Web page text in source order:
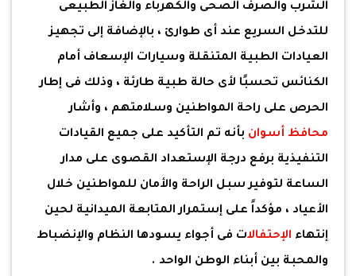
الشرب والصرف الصحى والكهرباء والغاز الطبيعى
للتدخل السريع عند أى طوارئ ، بالإضافة إلى تجهيز
العيادات الطبية المتنقلة وسيارات الإسعاف أمام
الكنائس تحسبًا لأى حالة طبية طارئة ، وذلك فى إطار
الحرص على راحة المواطنين وسلامتهم ، وأشار
محافظ أسوان بأنه تم التأكيد على جميع القيادات
التنفيذية برفع درجة الإستعداد القصوى على مدار
الساعة لتوفير سبل الراحة والأمان للمواطنين خلال
الأعياد ، مؤكداً على إستمرار المتابعة الميدانية لحين
إنتهاء الإحتفالات فى أجواء يسودها النظام والإنضباط
والمحبة بين أبناء الوطن الواحد .